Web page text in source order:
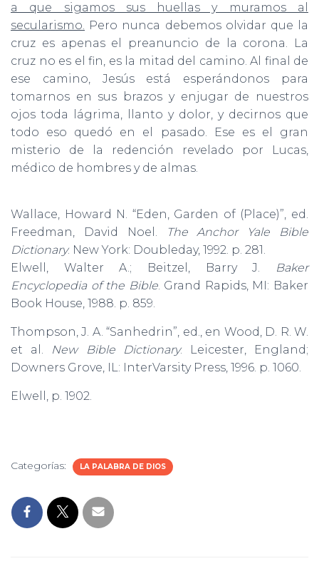
a que sigamos sus huellas y muramos al
secularismo. Pero nunca debemos olvidar que la
cruz es apenas el preanuncio de la corona. La
cruz no es el fin, es la mitad del camino. Al final de
ese camino, Jesús está esperándonos para
tomarnos en sus brazos y enjugar de nuestros
ojos toda lágrima, llanto y dolor, y decirnos que
todo eso quedó en el pasado. Ese es el gran
misterio de la redención revelado por Lucas,
médico de hombres y de almas.
Wallace, Howard N. “Eden, Garden of (Place)”, ed.
Freedman, David Noel.
The Anchor Yale Bible
Dictionary. New York: Doubleday, 1992. p. 281.
Elwell, Walter A.; Beitzel, Barry J.
Baker
Encyclopedia of the Bible. Grand Rapids, MI: Baker
Book House, 1988. p. 859.
Thompson, J. A. “Sanhedrin”, ed., en Wood, D. R. W.
et al. New Bible Dictionary. Leicester, England;
Downers Grove, IL: InterVarsity Press, 1996. p. 1060.
Elwell, p. 1902.
Categorías: LA PALABRA DE DIOS